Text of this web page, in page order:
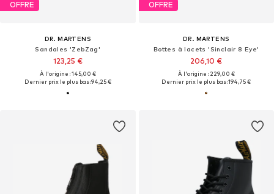
OFFRE
DR. MARTENS
Sandales 'ZebZag'
123,25 €
À l'origine : 145,00 €
Dernier prix le plus bas :94,25 €
OFFRE
DR. MARTENS
Bottes à lacets 'Sinclair 8 Eye'
206,10 €
À l'origine : 229,00 €
Dernier prix le plus bas :194,75 €